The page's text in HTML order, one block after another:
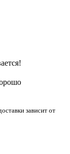
зависит от